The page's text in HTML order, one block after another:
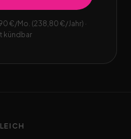
€/Mo. (238,80 €/Jahr) ·
kündbar